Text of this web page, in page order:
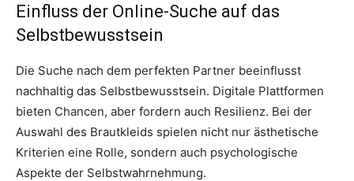
Einfluss der Online-Suche auf das
Selbstbewusstsein
Die Suche nach dem perfekten Partner beeinflusst
nachhaltig das Selbstbewusstsein. Digitale Plattformen
bieten Chancen, aber fordern auch Resilienz. Bei der
Auswahl des Brautkleids spielen nicht nur ästhetische
Kriterien eine Rolle, sondern auch psychologische
Aspekte der Selbstwahrnehmung.